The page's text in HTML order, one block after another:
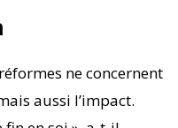
ne concernent
aussi l’impact.